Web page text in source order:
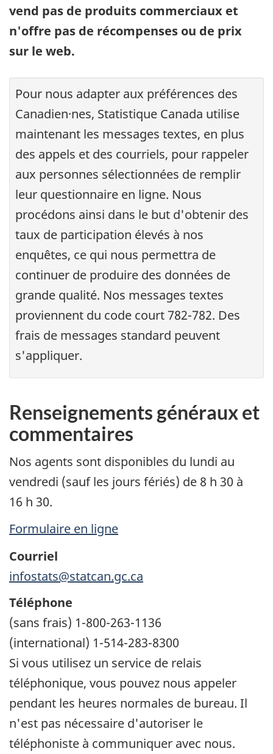
vend pas de produits commerciaux et
n'offre pas de récompenses ou de prix
sur le web.
Pour nous adapter aux préférences des
Canadien·nes, Statistique Canada utilise
maintenant les messages textes, en plus
des appels et des courriels, pour rappeler
aux personnes sélectionnées de remplir
leur questionnaire en ligne. Nous
procédons ainsi dans le but d'obtenir des
taux de participation élevés à nos
enquêtes, ce qui nous permettra de
continuer de produire des données de
grande qualité. Nos messages textes
proviennent du code court 782-782. Des
frais de messages standard peuvent
s'appliquer.
Renseignements généraux et
commentaires
Nos agents sont disponibles du lundi au
vendredi (sauf les jours fériés) de 8 h 30 à
16 h 30.
Formulaire en ligne
Courriel
infostats@statcan.gc.ca
Téléphone
(sans frais) 1-800-263-1136
(international) 1-514-283-8300
Si vous utilisez un service de relais
téléphonique, vous pouvez nous appeler
pendant les heures normales de bureau. Il
n'est pas nécessaire d'autoriser le
téléphoniste à communiquer avec nous.